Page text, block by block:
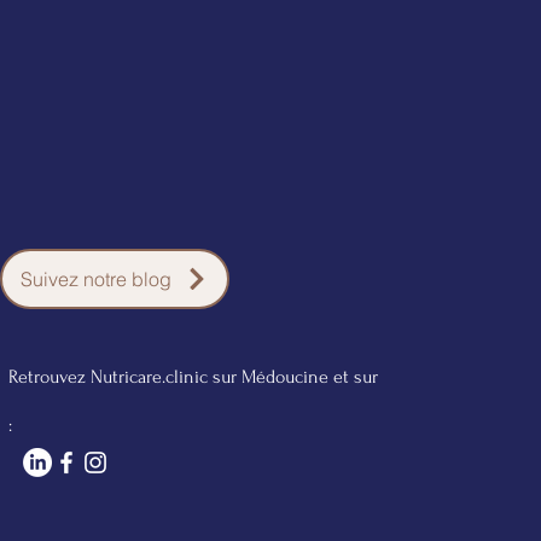
Suivez notre blog
Retrouvez Nutricare.clinic sur Médoucine et sur
: